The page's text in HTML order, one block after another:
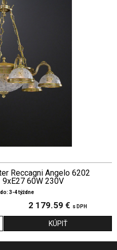
Reccagni Angelo 6202
60W 230V
3-4 týždne
2 179.59 € s DPH